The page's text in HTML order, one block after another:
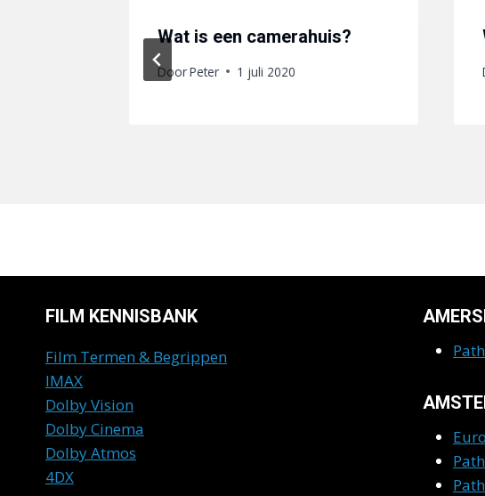
Wat is een camerahuis?
DoorPeter 1 juli 2020
FILM KENNISBANK
Film Termen & Begrippen
IMAX
Dolby Vision
Dolby Cinema
Dolby Atmos
4DX